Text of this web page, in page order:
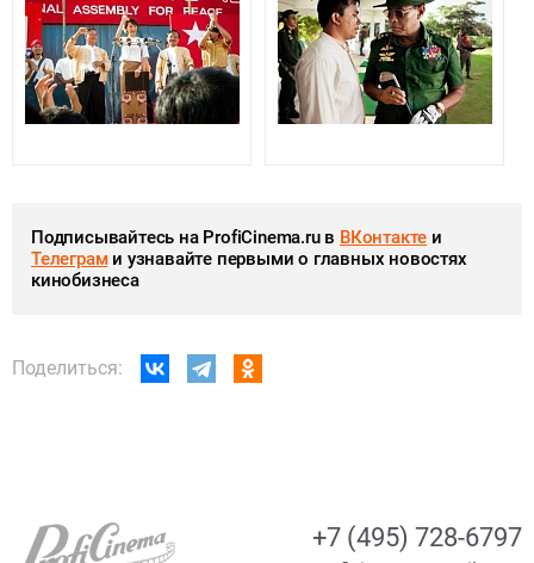
Подписывайтесь на ProfiCinema.ru в ВКонтакте и
Телеграми узнавайте первыми о главных новостях
кинобизнеса
Поделиться:
+7 (495) 728-6797